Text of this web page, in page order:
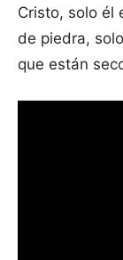
Cristo, solo él
de piedra,
que están